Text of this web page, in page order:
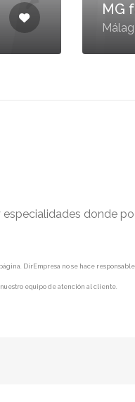
MG
donde
DirEmpresa no se hace
nuestro equipo de atención al cliente.